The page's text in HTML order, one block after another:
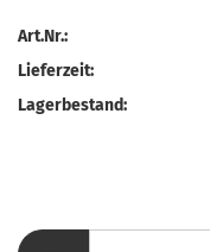
Art.Nr.:
Lieferzeit:
Lagerbestand: